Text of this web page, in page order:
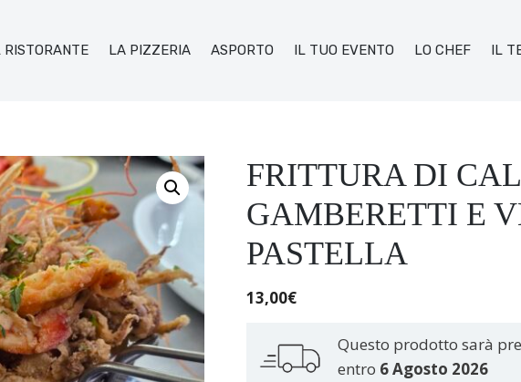
RISTORANTE LA PIZZERIA ASPORTO IL TUO EVENTO LO CHEF IL
FRITTURA DI
GAMBERETTI E
PASTELLA
13,00€
Questo prodotto sarà
entro 6 Agosto 2026